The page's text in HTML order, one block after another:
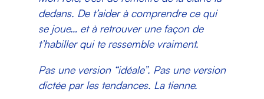
dedans. De t’aider à comprendre ce qui
se joue… et à retrouver une façon de
t’habiller qui te ressemble vraiment.
Pas une version “idéale”. Pas une version
dictée par les tendances. La tienne.